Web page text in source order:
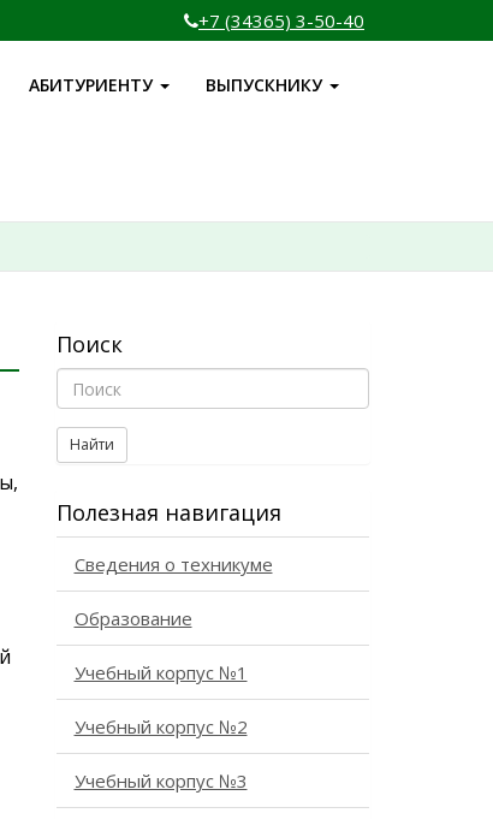
+7 (34365) 3-50-40
АБИТУРИЕНТУ ВЫПУСКНИКУ
Поиск
Найти
Полезная навигация
Сведения о техникуме
Образование
Учебный корпус №1
Учебный корпус №2
Учебный корпус №3